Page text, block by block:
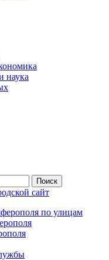
наука
сайтпо улицам